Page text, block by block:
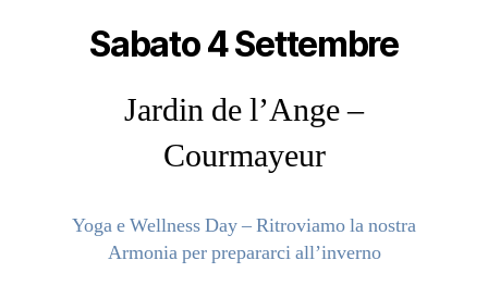
Sabato 4 Settembre
Jardin de l’Ange –
Courmayeur
Yoga e Wellness Day – Ritroviamo la nostra
Armonia per prepararci all’inverno